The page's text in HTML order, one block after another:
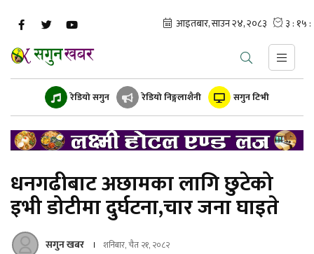
रेडियो सगुन रेडियो निङ्गलाशैनी सगुन टिभी
धनगढीबाट अछामका लागि छुटेको
इभी डोटीमा दुर्घटना,चार जना घाइते
सगुन खबर शनिबार, चैत २१, २०८२